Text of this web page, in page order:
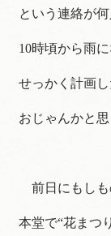
という連絡が何
10時頃から雨
せっかく計画
おじゃんかと
前日にもしも
本堂で“花まつ